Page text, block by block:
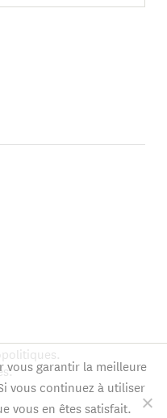
vous garantir la meilleure
vous continuez à utiliser
vous en êtes satisfait.